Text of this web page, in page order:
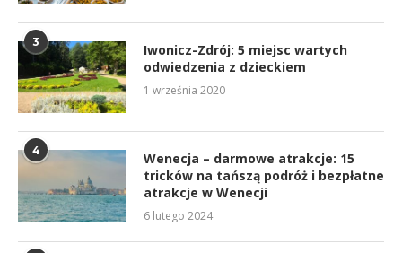
3
Iwonicz-Zdrój: 5 miejsc wartych
odwiedzenia z dzieckiem
1 września 2020
4
Wenecja – darmowe atrakcje: 15
tricków na tańszą podróż i bezpłatne
atrakcje w Wenecji
6 lutego 2024